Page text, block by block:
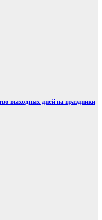
выходных дней на праздники